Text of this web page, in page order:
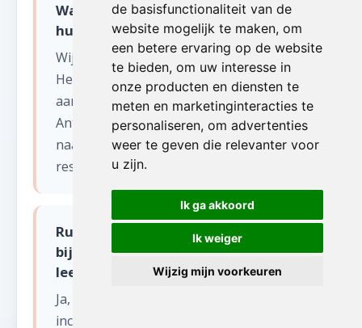
de basisfunctionaliteit van de
website mogelijk te maken, om
een betere ervaring op de website
te bieden, om uw interesse in
onze producten en diensten te
meten en marketinginteracties te
personaliseren, om advertenties
weer te geven die relevanter voor
u zijn.
Ik ga akkoord
Ik weiger
Wijzig mijn voorkeuren
Wat gebeurt er met de spullen na
huis leegmaken?
Wij sorteren alles zorgvuldig.
Herbruikbare items worden gedoneerd
aan kringloopwinkels en goede doelen in
Antwerpen. Recycleerbaar materiaal gaat
naar erkende verwerkingscentra. Enkel
restafval wordt afgevoerd.
Ruimen jullie ook de tuin en
bijgebouwen op bij een huis
leegmaken in Tongerlo?
Ja, onze service omvat het volledige huis
inclusief kelder, zolder, garage, tuinhuis